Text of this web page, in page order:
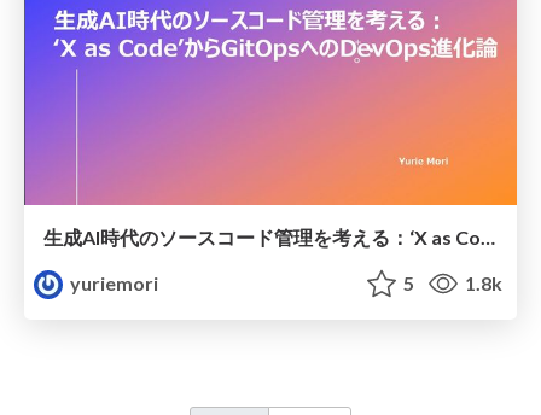
生成AI時代のソースコード管理を考える：‘X as Code’からGitOpsへのDevOps進化論
yuriemori
5 1.8k